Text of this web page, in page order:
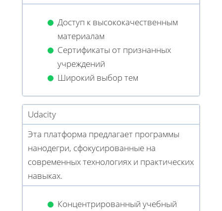
Доступ к высококачественным
материалам
Сертификаты от признанных
учреждений
Широкий выбор тем
Udacity
Эта платформа предлагает программы
нанодегри, сфокусированные на
современных технологиях и практических
навыках.
Концентрированный учебный